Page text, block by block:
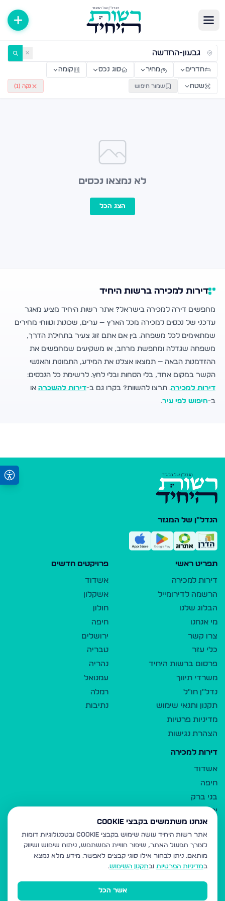
דירות למכירה ולהשכרה — רשות היחיד ✕
חדרים מחיר סוג נכס קומה
שטח שמור חיפוש נקה ( 1
)
לא נמצאו נכסים
הצג הכל
דירות למכירה ברשות היחיד
מחפשים דירה למכירה בישראל? אתר רשות היחיד מציע מאגר
עדכני של נכסים למכירה מכל הארץ — ערים, שכונות וטווחי מחירים
שמתאימים לכל משפחה. בין אם אתם זוג צעיר בתחילת הדרך,
משפחה שגדלה ומחפשת מרחב, או משקיעים שמחפשים את
ההזדמנות הבאה — תמצאו אצלנו את המידע, התמונות והאנשי
הקשר במקום אחד, בלי הסחות ובלי לחץ. לרשימת כל הנכסים:
דירות למכירה. תרצו להשוות? בקרו גם ב-דירות להשכרה או
ב-חיפוש לפי עיר.
הנדל"ן של המגזר
תפריט ראשי
דירות למכירה
הרשמה לדירומייל
הבלוג שלנו
מי אנחנו
צרו קשר
כלי עזר
פרסום ברשות היחיד
משרדי תיווך
נדל"ן חו"ל
תקנון ותנאי שימוש
מדיניות פרטיות
הצהרת נגישות
פרויקטים חדשים
אשדוד
אשקלון
חולון
חיפה
ירושלים
טבריה
נהריה
עמנואל
רמלה
נתיבות
דירות למכירה
אשדוד
חיפה
בני ברק
ירושלים
אלעד
גבעת זאב
בית שמש
רכסים
מודיעין עילית
אנחנו משתמשים בקבצי Cookie
אתר רשות היחיד עושה שימוש בקבצי Cookie ובטכנולוגיות דומות
לצורך תפעול האתר, שיפור חוויית המשתמש, ניתוח שימוש ושיווק
מותאם. ניתן לבחור אילו סוגי קבצים לאפשר. מידע מלא נמצא
במדיניות הפרטיות ובתקנון השימוש.
אשר הכל